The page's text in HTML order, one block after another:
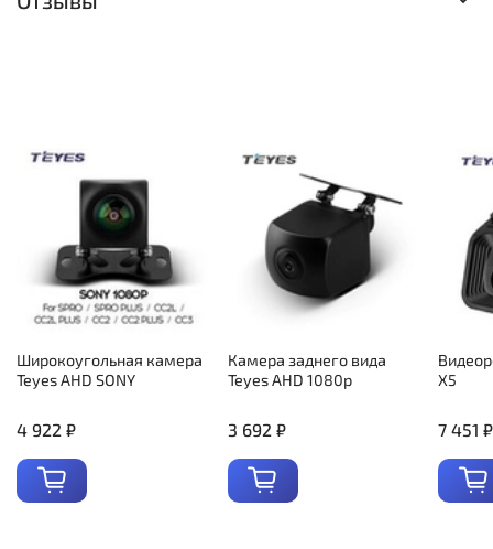
Широкоугольная камера
Teyes AHD SONY
4 922 ₽
Камера заднего вида
Teyes AHD 1080p
3 692 ₽
X5
7 451 ₽